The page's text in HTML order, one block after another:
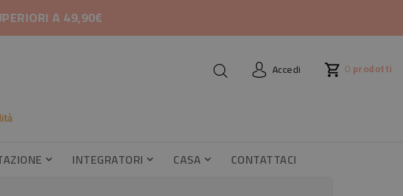
A 49,90€
Accedi 0prodotti
INTEGRATORI CASA CONTATTACI